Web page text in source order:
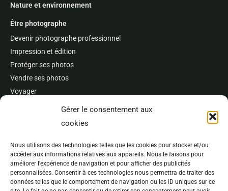
Gérer le consentement aux
cookies
Nous utilisons des technologies telles que les cookies pour stocker et/ou
accéder aux informations relatives aux appareils. Nous le faisons pour
améliorer l’expérience de navigation et pour afficher des publicités
personnalisées. Consentir à ces technologies nous permettra de traiter des
données telles que le comportement de navigation ou les ID uniques sur ce
Nature et environnement
Être photographe
Devenir photographe professionnel
Impression et édition
Protéger ses photos
Vendre ses photos
Voyager
L’auteur
Publications et références
Best of
Banque d’images